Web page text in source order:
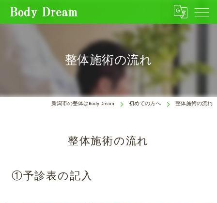
整体施術の流れ
新潟市の整体はBody Dream 初めての方へ 整体施術の流れ
整体施術の流れ
①予診表の記入